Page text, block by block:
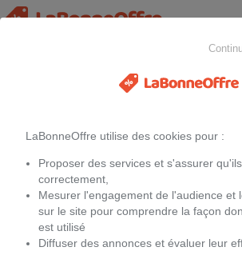
Les offres actuelles
Nous avons ajouté ci-dessous des offres non
peuvent vous aider à faire de bonnes affaires.
LaBonneOffre utilise des cookies pour :
Proposer des services et s'assurer
correctement,
Mesurer l'engagement de l'audience et
sur le site pour comprendre la façon
est utilisé
Diffuser des annonces et évaluer leur